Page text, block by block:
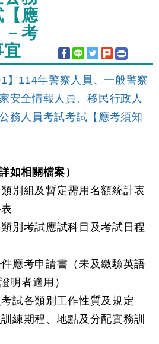
【應
－考
】114年警察人員、一般警察
安全情報人員、移民行政人
務人員考試考試【應考須知
如相關檔案）
別組及暫定需用名額統計表
別考試應試科目及考試日程
應考申請書（未及繳驗英語
明者適用）
試各類別工作性質及規定
練期程、地點及分配實務訓